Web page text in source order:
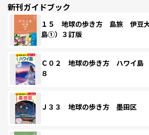
新刊ガイドブック
１５ 地球の歩き方 島旅 伊豆
島①）３訂版
Ｃ０２ 地球の歩き方 ハワイ島
８
Ｊ３３ 地球の歩き方 墨田区